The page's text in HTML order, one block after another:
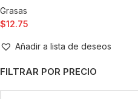
FILTRAR POR PRECIO
Grasas
$12.75
Añadir a lista de deseos